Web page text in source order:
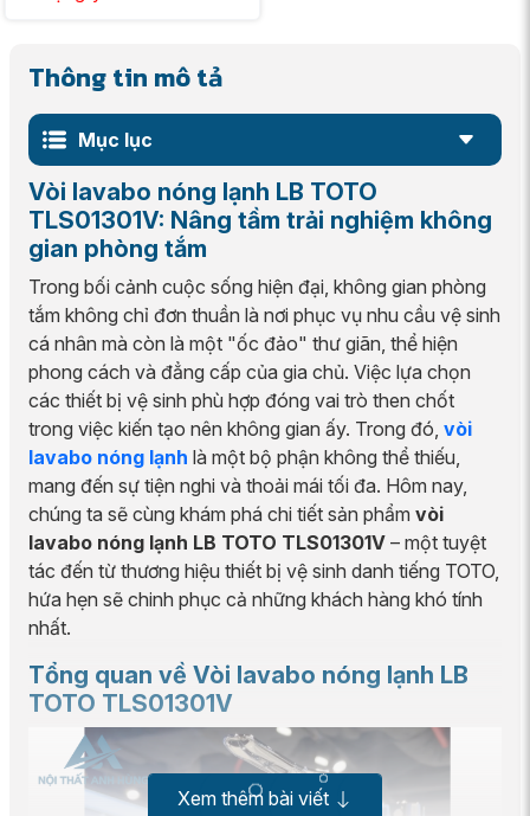
Thông tin mô tả
Mục lục
Vòi lavabo nóng lạnh LB TOTO
TLS01301V: Nâng tầm trải nghiệm không
gian phòng tắm
Trong bối cảnh cuộc sống hiện đại, không gian phòng
tắm không chỉ đơn thuần là nơi phục vụ nhu cầu vệ sinh
cá nhân mà còn là một "ốc đảo" thư giãn, thể hiện
phong cách và đẳng cấp của gia chủ. Việc lựa chọn
các thiết bị vệ sinh phù hợp đóng vai trò then chốt
trong việc kiến tạo nên không gian ấy. Trong đó, vòi
lavabo nóng lạnh là một bộ phận không thể thiếu,
mang đến sự tiện nghi và thoải mái tối đa. Hôm nay,
chúng ta sẽ cùng khám phá chi tiết sản phẩm vòi
lavabo nóng lạnh LB TOTO TLS01301V – một tuyệt
tác đến từ thương hiệu thiết bị vệ sinh danh tiếng TOTO,
hứa hẹn sẽ chinh phục cả những khách hàng khó tính
nhất.
Tổng quan về Vòi lavabo nóng lạnh LB
TOTO TLS01301V
Xem thêm bài viết